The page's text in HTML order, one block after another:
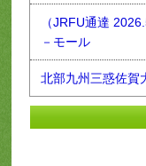
（JRFU通達
－モール
北部九州三惑佐賀